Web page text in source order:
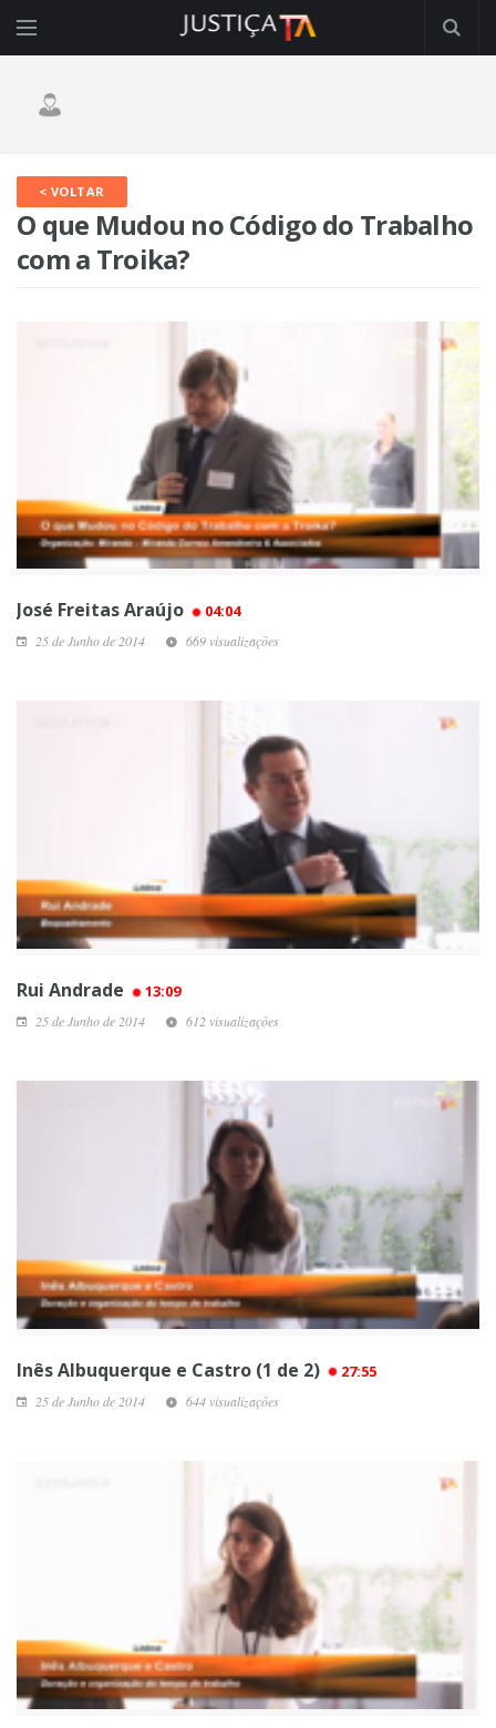
< VOLTAR
O que Mudou no Código do Trabalho
com a Troika?
José Freitas Araújo 04:04
25 de Junho de 2014 669 visualizações
Rui Andrade 13:09
25 de Junho de 2014 612 visualizações
Inês Albuquerque e Castro (1 de 2) 27:55
25 de Junho de 2014 644 visualizações